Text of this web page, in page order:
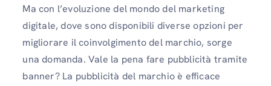
Ma con l’evoluzione del mondo del marketing
digitale, dove sono disponibili diverse opzioni per
migliorare il coinvolgimento del marchio, sorge
una domanda. Vale la pena fare pubblicità tramite
banner? La pubblicità del marchio è efficace